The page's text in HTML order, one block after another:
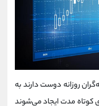
روزانه دوست دارند به
کوتاه‌ مدت ایجاد می‌شوند